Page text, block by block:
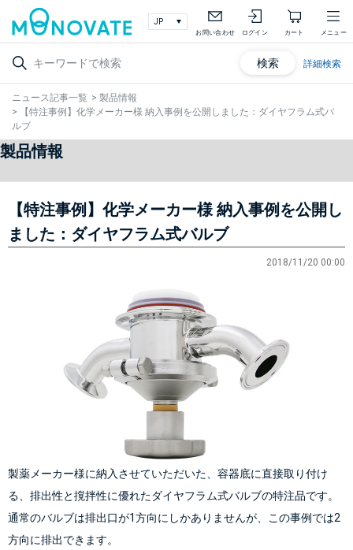
お問い合わせ ログイン カート メニュー
検索 詳細検索
ニュース記事一覧 > 製品情報
>
【特注事例】化学メーカー様 納入事例を公開しました：ダイヤフラム式バ
ルブ
製品情報
【特注事例】化学メーカー様 納入事例を公開し
ました：ダイヤフラム式バルブ
2018/11/20 00:00
製薬メーカー様に納入させていただいた、容器底に直接取り付け
る、排出性と撹拌性に優れたダイヤフラム式バルブの特注品です。
通常のバルブは排出口が1方向にしかありませんが、この事例では2
方向に排出できます。